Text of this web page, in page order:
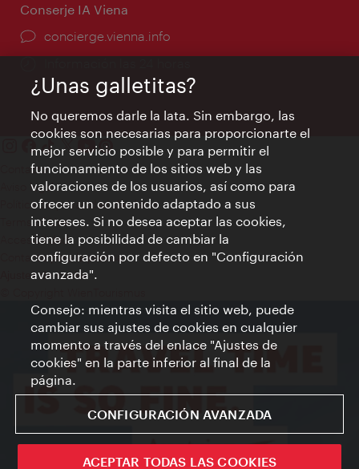
Conserje IA Viena
concierge.vienna.info
Contacto
Aviso legal
Política de privacidad de datos
Terms of Use
Accesibilidad
Contacto para la prensa
Ajustes de cookie
¿Unas galletitas?
No queremos darle la lata. Sin embargo, las
cookies son necesarias para proporcionarte el
mejor servicio posible y para permitir el
funcionamiento de los sitios web y las
valoraciones de los usuarios, así como para
ofrecer un contenido adaptado a sus
intereses. Si no desea aceptar las cookies,
tiene la posibilidad de cambiar la
configuración por defecto en "Configuración
avanzada".
Consejo: mientras visita el sitio web, puede
cambiar sus ajustes de cookies en cualquier
momento a través del enlace "Ajustes de
cookies" en la parte inferior al final de la
página.
CONFIGURACIÓN AVANZADA
ACEPTAR TODAS LAS COOKIES